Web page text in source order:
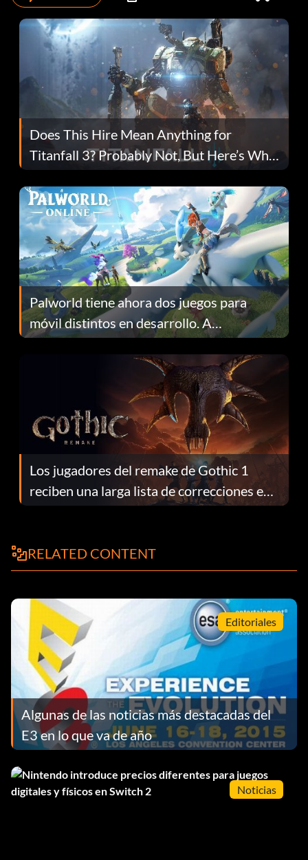
Does This Hire Mean Anything for
Titanfall 3? Probably Not, But Here’s Why
Fans Are Hopeful
Palworld tiene ahora dos juegos para
móvil distintos en desarrollo. A
continuación te explicamos por qué.
Los jugadores del remake de Gothic 1
reciben una larga lista de correcciones en
el parche 1.0.4
RELATED CONTENT
Editoriales
Algunas de las noticias más destacadas del
E3 en lo que va de año
Noticias